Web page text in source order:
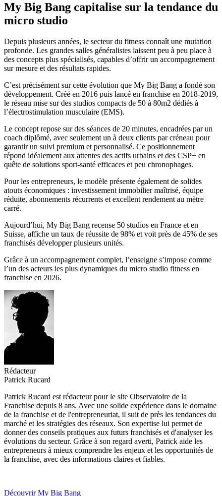
My Big Bang capitalise sur la tendance du
micro studio
Depuis plusieurs années, le secteur du fitness connaît une mutation
profonde. Les grandes salles généralistes laissent peu à peu place à
des concepts plus spécialisés, capables d’offrir un accompagnement
sur mesure et des résultats rapides.
C’est précisément sur cette évolution que My Big Bang a fondé son
développement. Créé en 2016 puis lancé en franchise en 2018-2019,
le réseau mise sur des studios compacts de 50 à 80m2 dédiés à
l’électrostimulation musculaire (EMS).
Le concept repose sur des séances de 20 minutes, encadrées par un
coach diplômé, avec seulement un à deux clients par créneau pour
garantir un suivi premium et personnalisé. Ce positionnement
répond idéalement aux attentes des actifs urbains et des CSP+ en
quête de solutions sport-santé efficaces et peu chronophages.
Pour les entrepreneurs, le modèle présente également de solides
atouts économiques : investissement immobilier maîtrisé, équipe
réduite, abonnements récurrents et excellent rendement au mètre
carré.
Aujourd’hui, My Big Bang recense 50 studios en France et en
Suisse, affiche un taux de réussite de 98% et voit près de 45% de ses
franchisés développer plusieurs unités.
Grâce à un accompagnement complet, l’enseigne s’impose comme
l’un des acteurs les plus dynamiques du micro studio fitness en
franchise en 2026.
Rédacteur
Patrick Rucard
Patrick Rucard est rédacteur pour le site Observatoire de la
Franchise depuis 8 ans. Avec une solide expérience dans le domaine
de la franchise et de l'entrepreneuriat, il suit de près les tendances du
marché et les stratégies des réseaux. Son expertise lui permet de
donner des conseils pratiques aux futurs franchisés et d'analyser les
évolutions du secteur. Grâce à son regard averti, Patrick aide les
entrepreneurs à mieux comprendre les enjeux et les opportunités de
la franchise, avec des informations claires et fiables.
Découvrir My Big Bang